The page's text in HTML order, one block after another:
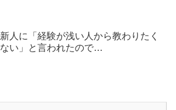
新人に「経験が浅い人から教わりたく
ない」と言われたので…